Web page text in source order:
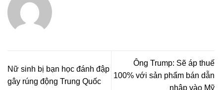
Nữ sinh bị bạn học đánh đập
gây rúng động Trung Quốc
Ông Trump: Sẽ áp thuế
100% với sản phẩm bán dẫn
nhập vào Mỹ